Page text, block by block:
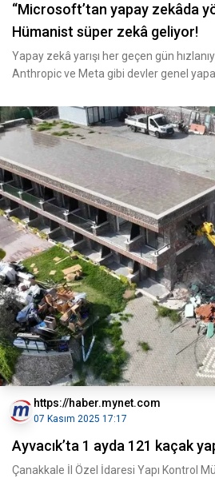
“Microsoft’tan yapay zekâda
Hümanist süper zekâ geliyor!
Yapay zekâ yarışı her geçen gün
Anthropic ve Meta gibi devler genel
https://haber.mynet.com
07 Kasım 2025 17:17
Ayvacık’ta 1 ayda 121 kaçak
Çanakkale İl Özel İdaresi Yapı Kontrol